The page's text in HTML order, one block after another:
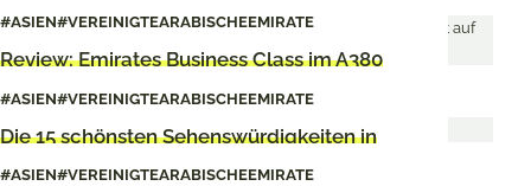
#ASIEN#VEREINIGTEARABISCHEEMIRATE
Review: Emirates Business Class im A380
#ASIEN#VEREINIGTEARABISCHEEMIRATE
Die 15 schönsten Sehenswürdigkeiten in
#ASIEN#VEREINIGTEARABISCHEEMIRATE